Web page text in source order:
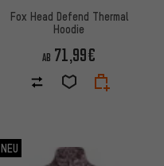
Fox Head Defend Thermal
Hoodie
AB 71,99€
NEU